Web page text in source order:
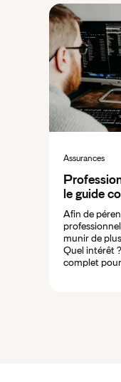
Assurances
le guide
Afin de
munir de
Quel intérêt
complet